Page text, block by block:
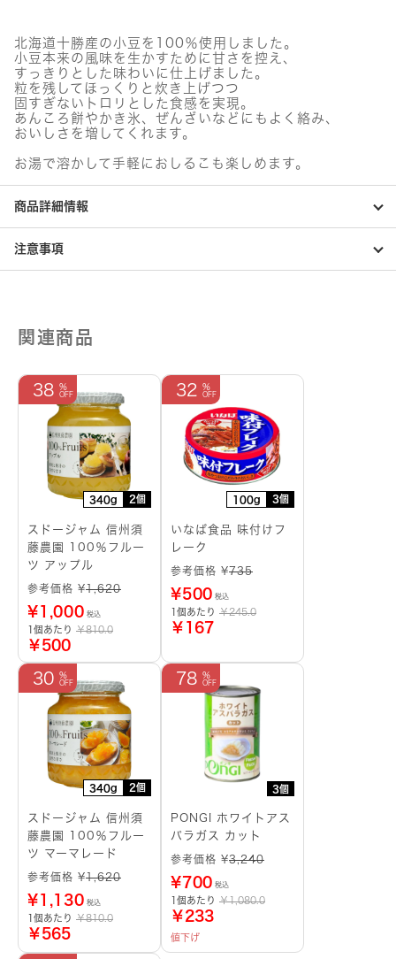
と
贅
沢
毎
朝
カ
ッ
つ
ぶ
あ
ん
ジ
ャ
北海道十勝産の小豆を100％使用しました。
小豆本来の風味を生かすために甘さを控え、
すっきりとした味わいに仕上げました。
粒を残してほっくりと炊き上げつつ
固すぎないトロリとした食感を実現。
あんころ餅やかき氷、ぜんざいなどにもよく絡み、
おいしさを増してくれます。
お湯で溶かして手軽におしるこも楽しめます。
商品詳細情報
注意事項
関連商品
340g 2個
38
スドージャム 信州須
藤農園 100％フルー
ツ アップル
参考価格 ¥1,620
¥1,000 税込
1個あたり ￥810.0
￥500
100g 3個
32
いなば食品 味付けフ
レーク
参考価格 ¥735
¥500 税込
1個あたり ￥245.0
￥167
340g 2個
30
スドージャム 信州須
藤農園 100％フルー
ツ マーマレード
参考価格 ¥1,620
¥1,130 税込
1個あたり ￥810.0
￥565
3個
78
PONGI ホワイトアス
パラガス カット
参考価格 ¥3,240
¥700 税込
1個あたり ￥1,080.0
￥233
値下げ